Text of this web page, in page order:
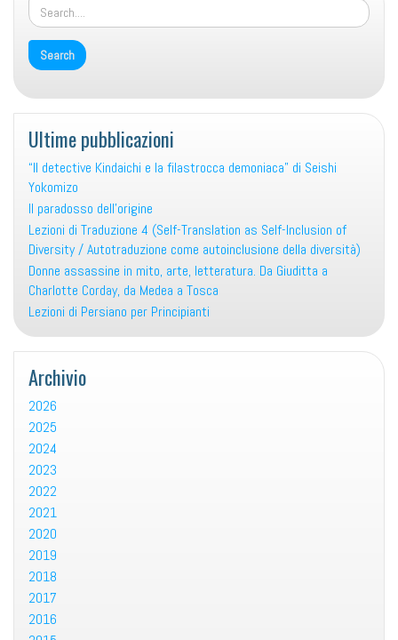
Ultime pubblicazioni
“Il detective Kindaichi e la filastrocca demoniaca” di Seishi
Yokomizo
Il paradosso dell’origine
Lezioni di Traduzione 4 (Self-Translation as Self-Inclusion of
Diversity / Autotraduzione come autoinclusione della diversità)
Donne assassine in mito, arte, letteratura. Da Giuditta a
Charlotte Corday, da Medea a Tosca
Lezioni di Persiano per Principianti
Archivio
2026
2025
2024
2023
2022
2021
2020
2019
2018
2017
2016